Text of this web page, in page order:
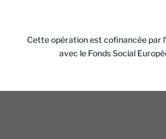
Cette opération est cofinancée par
avec le Fonds Social